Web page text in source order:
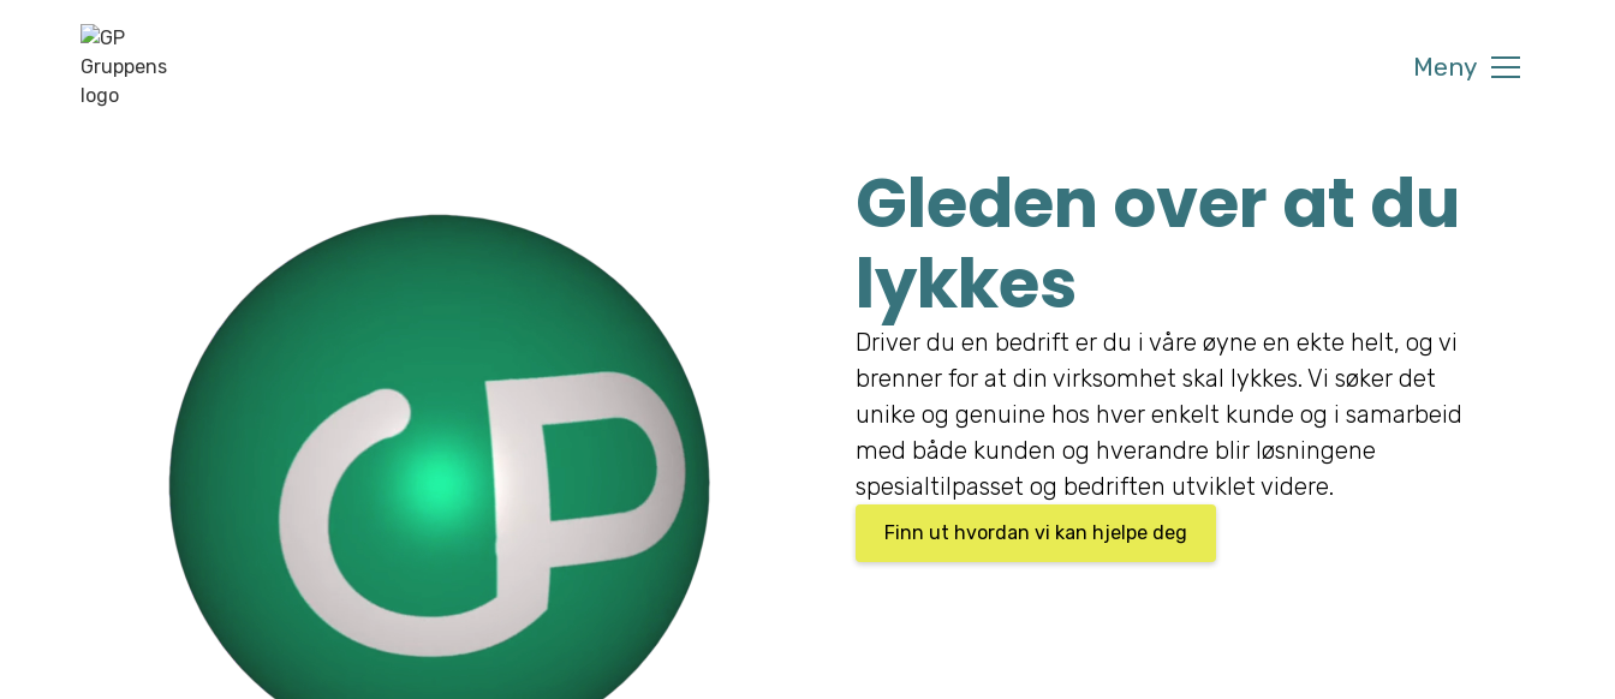
Meny
Gleden over at du
lykkes
Driver du en bedrift er du i våre øyne en ekte helt, og vi
brenner for at din virksomhet skal lykkes. Vi søker det
unike og genuine hos hver enkelt kunde og i samarbeid
med både kunden og hverandre blir løsningene
spesialtilpasset og bedriften utviklet videre.
Finn ut hvordan vi kan hjelpe deg